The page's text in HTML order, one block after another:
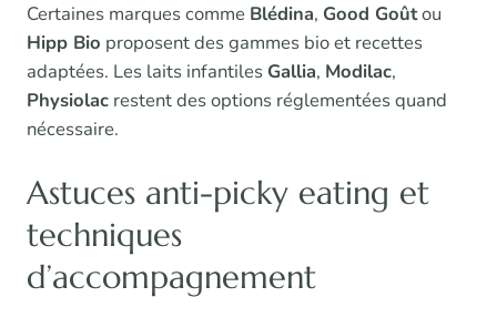
Certaines marques comme Blédina, Good Goûtou
Hipp Bio proposent des gammes bio et recettes
adaptées. Les laits infantiles Gallia, Modilac,
Physiolac restent des options réglementées quand
nécessaire.
Astuces anti-picky eating et
techniques
d’accompagnement